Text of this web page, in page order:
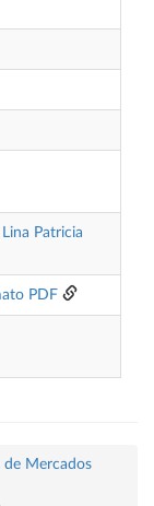
Lina Patricia
PDF
Mercados